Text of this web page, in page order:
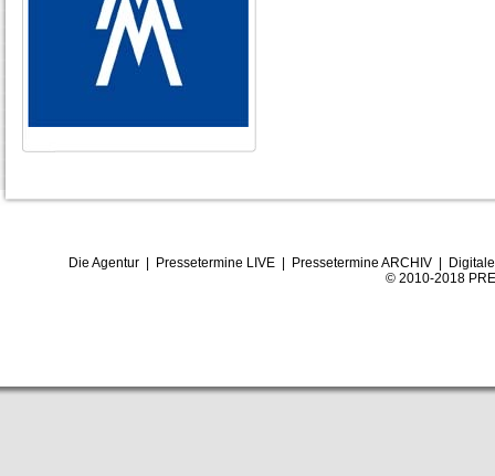
Die Agentur| Pressetermine LIVE| Pressetermine ARCHIV|
© 2010-2018